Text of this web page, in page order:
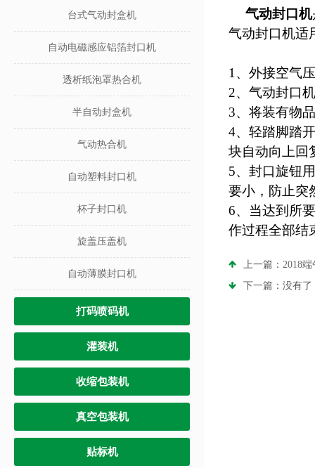
台式气动封盒机
自动电磁感应铝箔封口机
透析纸泡罩热合机
半自动封盒机
气动热合机
自动塑料封口机
杯子封口机
旋盖压盖机
自动薄膜封口机
打码喷码机
灌装机
收缩包装机
真空包装机
贴标机
气动封口机
气动封口机适
1、外接空气
2、气动封口
3、将装有物
4、轻踏脚踏
块自动向上回
5、封口旋钮
要小，防止突
6、当达到所
作过程全部结
上一篇： 2018
下一篇：没有了